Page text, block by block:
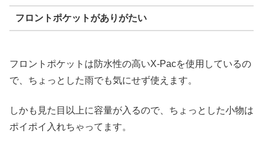
フロントポケットがありがたい
フロントポケットは防水性の高いX-Pacを使用しているの
で、ちょっとした雨でも気にせず使えます。
しかも見た目以上に容量が入るので、ちょっとした小物は
ポイポイ入れちゃってます。